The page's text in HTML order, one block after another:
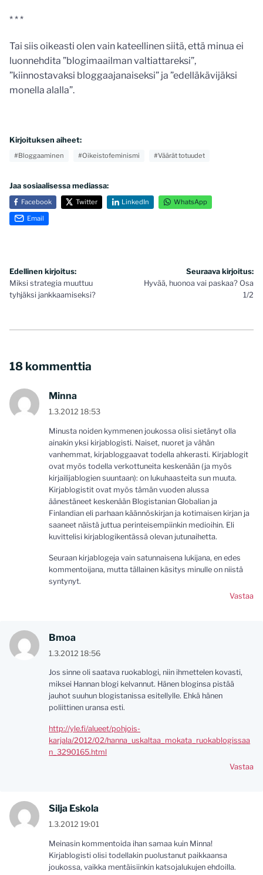
* * *
Tai siis oikeasti olen vain kateellinen siitä, että minua ei
luonnehdita ”blogimaailman valtiattareksi”,
”kiinnostavaksi bloggaajanaiseksi” ja ”edelläkävijäksi
monella alalla”.
Kirjoituksen aiheet:
#Bloggaaminen #Oikeistofeminismi #Väärät totuudet
Jaa sosiaalisessa mediassa:
Facebook Twitter LinkedIn WhatsApp
Email
Artikkelien
selaus
Edellinen kirjoitus:
Miksi strategia muuttuu
tyhjäksi jankkaamiseksi?
Seuraava kirjoitus:
Hyvää, huonoa vai paskaa? Osa
1/2
18 kommenttia
Minna
1.3.2012 18:53
Minusta noiden kymmenen joukossa olisi sietänyt olla
ainakin yksi kirjablogisti. Naiset, nuoret ja vähän
vanhemmat, kirjabloggaavat todella ahkerasti. Kirjablogit
ovat myös todella verkottuneita keskenään (ja myös
kirjailijablogien suuntaan): on lukuhaasteita sun muuta.
Kirjablogistit ovat myös tämän vuoden alussa
äänestäneet keskenään Blogistanian Globalian ja
Finlandian eli parhaan käännöskirjan ja kotimaisen kirjan ja
saaneet näistä juttua perinteisempiinkin medioihin. Eli
kuvittelisi kirjablogikentässä olevan jutunaihetta.
Seuraan kirjablogeja vain satunnaisena lukijana, en edes
kommentoijana, mutta tällainen käsitys minulle on niistä
syntynyt.
Vastaa
Bmoa
1.3.2012 18:56
Jos sinne oli saatava ruokablogi, niin ihmettelen kovasti,
miksei Hannan blogi kelvannut. Hänen bloginsa pistää
jauhot suuhun blogistanissa esitellylle. Ehkä hänen
poliittinen uransa esti.
http://yle.fi/alueet/pohjois-
karjala/2012/02/hanna_uskaltaa_mokata_ruokablogissaa
n_3290165.html
Vastaa
Silja Eskola
1.3.2012 19:01
Meinasin kommentoida ihan samaa kuin Minna!
Kirjablogisti olisi todellakin puolustanut paikkaansa
joukossa, vaikka mentäisiinkin katsojalukujen ehdoilla.